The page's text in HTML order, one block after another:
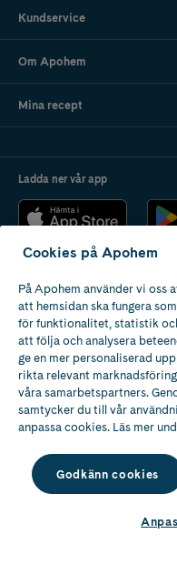
Kundservice
Om Apohem
Mina recept
Ladda ner vår app
Apotek med tillstånd
av Läkemedelsverket
Cookies på Apohem
På Apohem använder vi oss
att hemsidan ska fungera
för funktionalitet, statistik
att följa och analysera
ge en mer personaliserad
rikta relevant
våra samarbetspartners.
samtycker du till vår
anpassa cookies. Läs mer
Godkänn cookies